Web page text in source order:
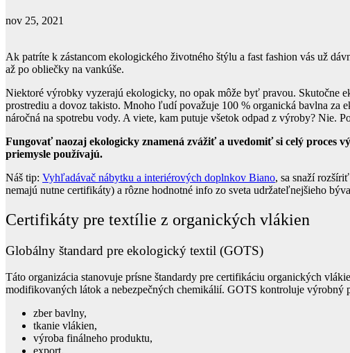
nov 25, 2021
Ak patríte k zástancom ekologického životného štýlu a fast fashion vás už
až po obliečky na vankúše.
Niektoré výrobky vyzerajú ekologicky, no opak môže byť pravou. Skutočne
prostrediu a dovoz takisto. Mnoho ľudí považuje 100 % organická bavlna
náročná na spotrebu vody. A viete, kam putuje všetok odpad z výroby? Nie.
Fungovať naozaj ekologicky znamená zvážiť a uvedomiť si celý proces
priemysle používajú.
Náš tip: Vyhľadávač nábytku a interiérových doplnkov Biano, sa snaží
nemajú nutne certifikáty) a rôzne hodnotné info zo sveta udržateľnejšieho
Certifikáty pre textílie z organických vlákien
Globálny štandard pre ekologický textil (GOTS)
Táto organizácia stanovuje prísne štandardy pre certifikáciu organických
modifikovaných látok a nebezpečných chemikálií. GOTS kontroluje výrobný
zber bavlny,
tkanie vlákien,
výroba finálneho produktu,